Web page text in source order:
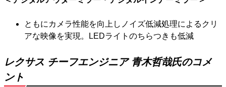
ともにカメラ性能を向上しノイズ低減処理によるクリ
アな映像を実現。LEDライトのちらつきも低減
レクサス チーフエンジニア 青木哲哉氏のコメ
ント